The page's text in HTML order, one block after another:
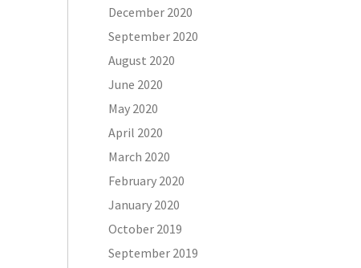
December 2020
September 2020
August 2020
June 2020
May 2020
April 2020
March 2020
February 2020
January 2020
October 2019
September 2019